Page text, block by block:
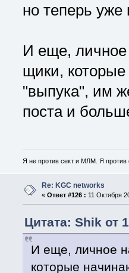
но теперь уже
И еще,
щики,
"выпука", им
поста и
Я не против сект и МЛМ. Я
Re: KGC networks
« Ответ #126 : 11 Октября
Цитата: Shik от
И еще, личное
которые